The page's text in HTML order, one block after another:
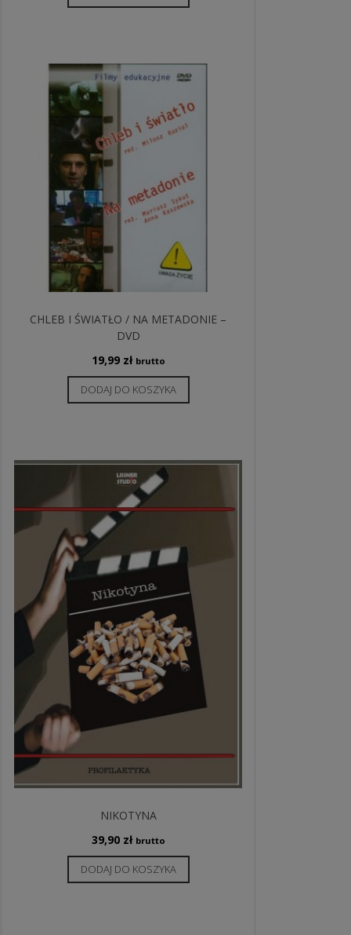
CHLEB I ŚWIATŁO / NA METADONIE –
DVD
19,99 zł brutto
DODAJ DO KOSZYKA
NIKOTYNA
39,90 zł brutto
DODAJ DO KOSZYKA